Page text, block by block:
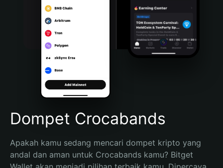
Português (Portugal)
Bahasa Indonesia
Português (Brasil)
Español (Argentina)
Dompet Crocabands
Apakah kamu sedang mencari dompet kripto yang
andal dan aman untuk Crocabands kamu? Bitget